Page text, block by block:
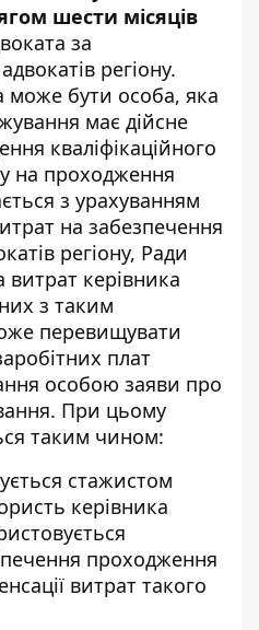
шести місяців
за
регіону.
може бути особа, яка
має дійсне
кваліфікаційного
на проходження
з урахуванням
на забезпечення
регіону, Ради
витрат керівника
з таким
перевищувати
плат
особою заяви про
При цьому
таким чином:
стажистом
керівника
проходження
витрат такого